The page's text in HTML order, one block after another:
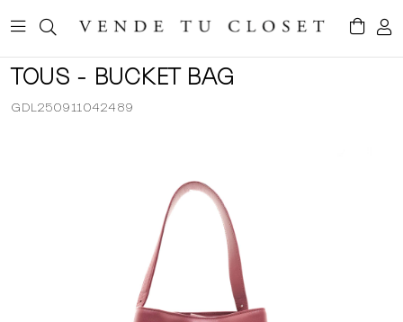
TOUS - BUCKET BAG
GDL250911042489